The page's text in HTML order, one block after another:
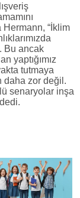
“İklim
Bu ancak
yaptığımız
tutmaya
daha zor değil.
senaryolar inşa